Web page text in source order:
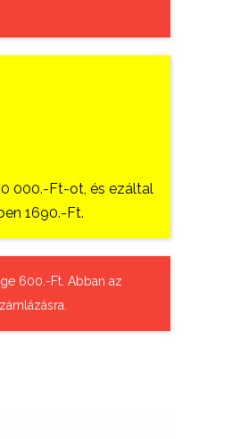
000.-Ft-ot, és ezáltal
1690.-Ft.
600.-Ft. Abban az